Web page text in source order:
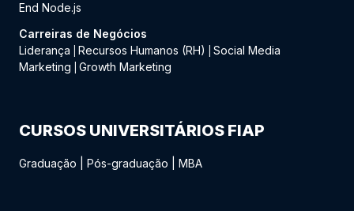
End Node.js
Carreiras de Negócios
Liderança
Recursos Humanos (RH)
Social Media
Marketing
Growth Marketing
CURSOS UNIVERSITÁRIOS FIAP
Graduação Pós-graduação MBA